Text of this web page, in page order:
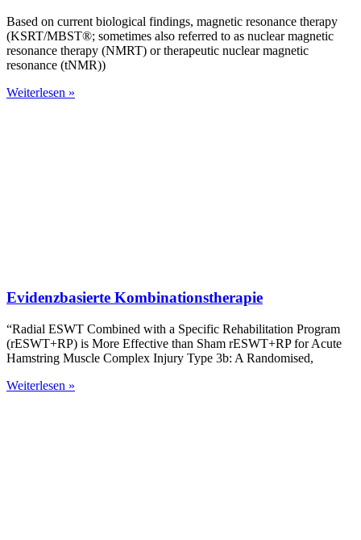
Based on current biological findings, magnetic resonance therapy
(KSRT/MBST®; sometimes also referred to as nuclear magnetic
resonance therapy (NMRT) or therapeutic nuclear magnetic
resonance (tNMR))
Weiterlesen »
Evidenzbasierte Kombinationstherapie
“Radial ESWT Combined with a Specific Rehabilitation Program
(rESWT+RP) is More Effective than Sham rESWT+RP for Acute
Hamstring Muscle Complex Injury Type 3b: A Randomised,
Weiterlesen »